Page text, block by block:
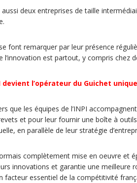
deux entreprises de taille
font remarquer par leur présence
l’innovation est partout, y compris chez
devient l’opérateur du Guichet
que les équipes de l’INPI
et pour leur fournir une boîte à
en parallèle de leur stratégie
complètement mise en oeuvre et
innovations et garantie une meilleure
facteur essentiel de la compétitivité